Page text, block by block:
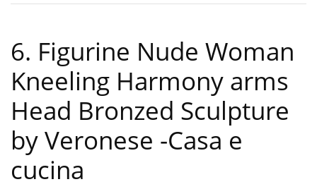
6. Figurine Nude Woman
Kneeling Harmony arms
Head Bronzed Sculpture
by Veronese -Casa e
cucina